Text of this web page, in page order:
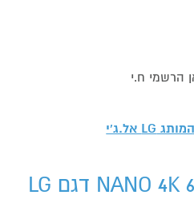
הרשמי ח.י
LG אל.ג'י
טלוויזיה חכמה "65 NANO 4K דגם LG